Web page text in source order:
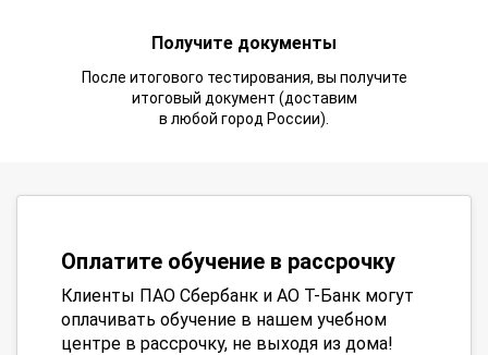
Получите документы
После итогового тестирования, вы получите
итоговый документ (доставим
в любой город России).
Оплатите обучение в рассрочку
Клиенты ПАО Сбербанк и АО Т-Банк могут
оплачивать обучение в нашем учебном
центре в рассрочку, не выходя из дома!